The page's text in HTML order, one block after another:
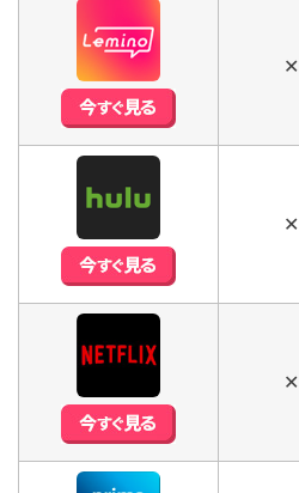
✕
✕
✕